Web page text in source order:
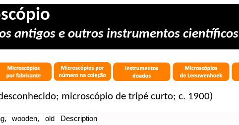
antigos e outros instrumentos científicos
microscópio de tripé curto; c. 1900)